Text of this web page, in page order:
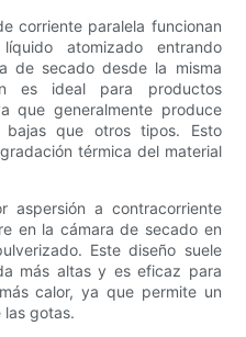
corriente paralela funcionan
atomizado entrando
de secado desde la misma
es ideal para productos
que generalmente produce
que otros tipos. Esto
térmica del material
aspersión a contracorriente
en la cámara de secado en
Este diseño suele
más altas y es eficaz para
calor, ya que permite un
las gotas.